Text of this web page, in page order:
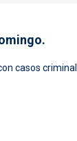
casos